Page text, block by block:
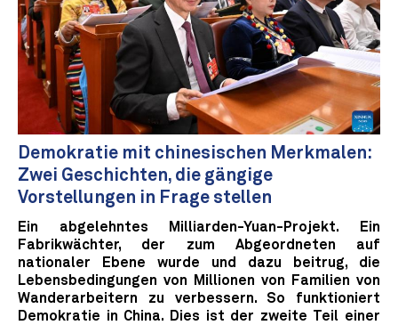
Demokratie mit chinesischen Merkmalen:
Zwei Geschichten, die gängige
Vorstellungen in Frage stellen
Ein abgelehntes Milliarden-Yuan-Projekt. Ein
Fabrikwächter, der zum Abgeordneten auf
nationaler Ebene wurde und dazu beitrug, die
Lebensbedingungen von Millionen von Familien von
Wanderarbeitern zu verbessern. So funktioniert
Demokratie in China. Dies ist der zweite Teil einer